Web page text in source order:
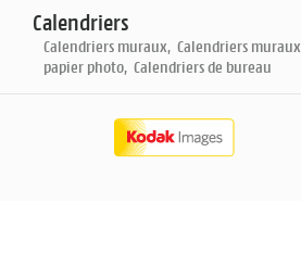
Calendriers
Calendriers muraux, Calendriers muraux
papier photo, Calendriers de bureau